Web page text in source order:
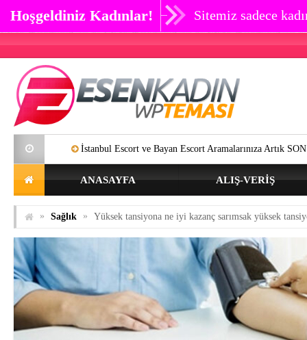
Hoşgeldiniz Kadınlar! Sitemiz sadece
İstanbul Escort ve Bayan Escort Aramalarınıza Artık SON Verebilirsiniz.
ANASAYFA ALIŞ-VERIŞ
» Sağlık » Yüksek tansiyona ne iyi kazanç sarımsak yüksek